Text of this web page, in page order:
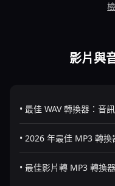
影片與
• 最佳 WAV 轉換器：音
• 2026 年最佳 MP3 轉
• 最佳影片轉 MP3 轉換